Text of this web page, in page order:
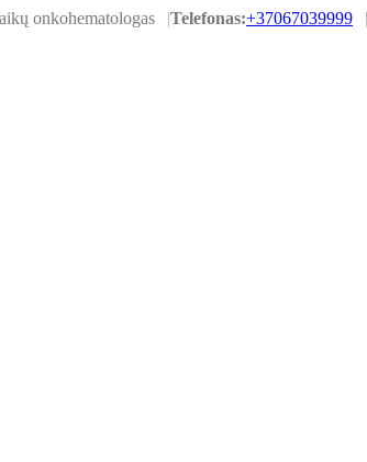
onkohematologas Telefonas:+37067039999